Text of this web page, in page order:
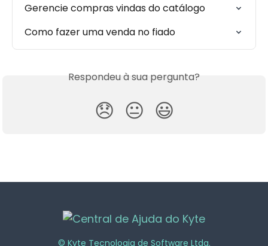
Gerencie compras vindas do catálogo
Como fazer uma venda no fiado
Respondeu à sua pergunta?
😞 😐 😃
© Kyte Tecnologia de Software Ltda.